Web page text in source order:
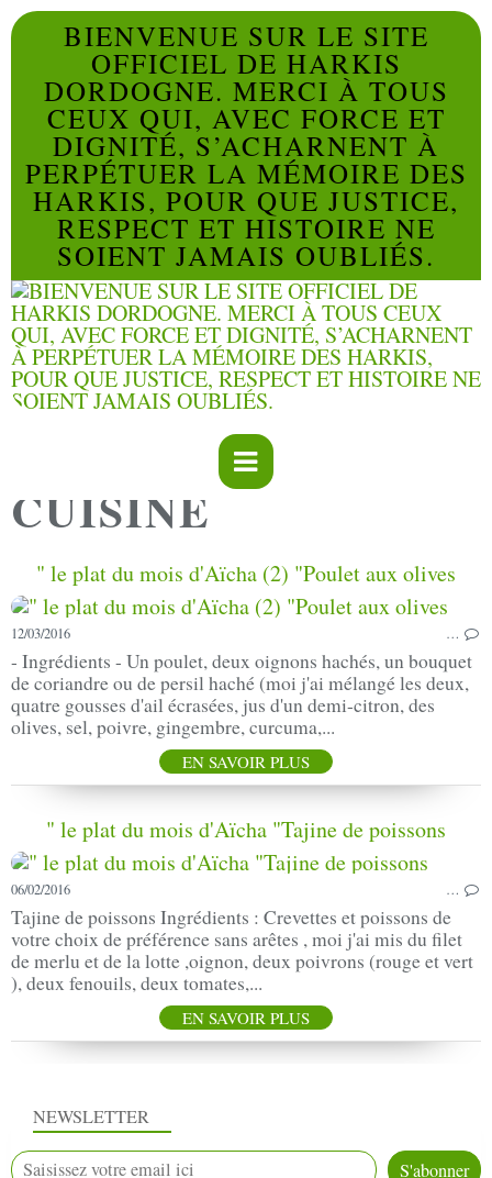
BIENVENUE SUR LE SITE
OFFICIEL DE HARKIS
DORDOGNE. MERCI À TOUS
CEUX QUI, AVEC FORCE ET
DIGNITÉ, S’ACHARNENT À
PERPÉTUER LA MÉMOIRE DES
HARKIS, POUR QUE JUSTICE,
RESPECT ET HISTOIRE NE
SOIENT JAMAIS OUBLIÉS.
CUISINE
" le plat du mois d'Aïcha (2) "Poulet aux olives
12/03/2016 …
- Ingrédients - Un poulet, deux oignons hachés, un bouquet
de coriandre ou de persil haché (moi j'ai mélangé les deux,
quatre gousses d'ail écrasées, jus d'un demi-citron, des
olives, sel, poivre, gingembre, curcuma,...
EN SAVOIR PLUS
" le plat du mois d'Aïcha "Tajine de poissons
06/02/2016 …
Tajine de poissons Ingrédients : Crevettes et poissons de
votre choix de préférence sans arêtes , moi j'ai mis du filet
de merlu et de la lotte ,oignon, deux poivrons (rouge et vert
), deux fenouils, deux tomates,...
EN SAVOIR PLUS
NEWSLETTER